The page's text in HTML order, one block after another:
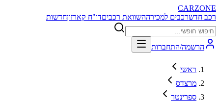
CARZONE
רכב חדשרכבים למכירההשוואת רכביםדו"ח קארזוןחדשות
הרשמה/התחברות
ראשי
מרצדס
ספרינטר